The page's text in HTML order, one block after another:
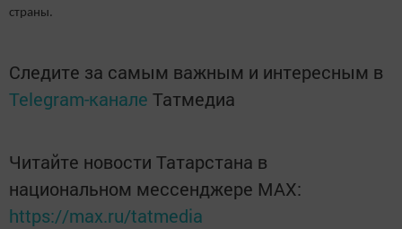
страны.
Следите за самым важным и интересным в
Telegram-канале Татмедиа
Читайте новости Татарстана в
национальном мессенджере MАХ:
https://max.ru/tatmedia